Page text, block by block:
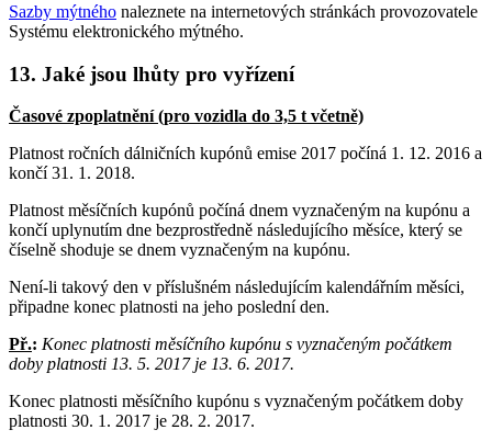
Sazby mýtného naleznete na internetových stránkách provozovatele
Systému elektronického mýtného.
13. Jaké jsou lhůty pro vyřízení
Časové zpoplatnění (pro vozidla do 3,5 t včetně)
Platnost ročních dálničních kupónů emise 2017 počíná 1. 12. 2016 a
končí 31. 1. 2018.
Platnost měsíčních kupónů počíná dnem vyznačeným na kupónu a
končí uplynutím dne bezprostředně následujícího měsíce, který se
číselně shoduje se dnem vyznačeným na kupónu.
Není-li takový den v příslušném následujícím kalendářním měsíci,
připadne konec platnosti na jeho poslední den.
Př.: Konec platnosti měsíčního kupónu s vyznačeným počátkem
doby platnosti 13. 5. 2017 je 13. 6. 2017.
Konec platnosti měsíčního kupónu s vyznačeným počátkem doby
platnosti 30. 1. 2017 je 28. 2. 2017.